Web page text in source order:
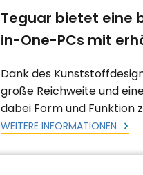
Teguar bietet eine
in-One-PCs mit
Dank des
große Reichweite und
dabei Form und Funktion
WEITERE INFORMATIONEN